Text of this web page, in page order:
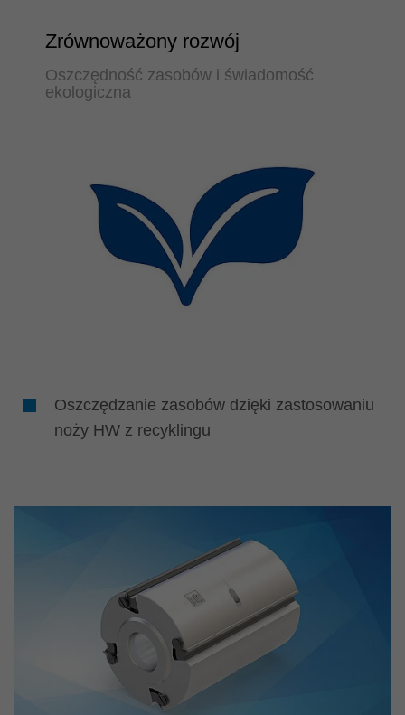
Zrównoważony rozwój
Oszczędność zasobów i świadomość
ekologiczna
Oszczędzanie zasobów dzięki zastosowaniu
noży HW z recyklingu